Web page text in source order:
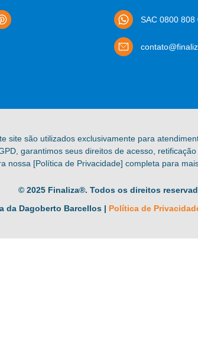
SAC 0800 808
site são utilizados exclusivamente para
garantimos seus direitos de acesso,
nossa [Política de Privacidade] completa para
© 2025 Finaliza®. Todos os direitos
da Dagoberto Barcellos | Política de